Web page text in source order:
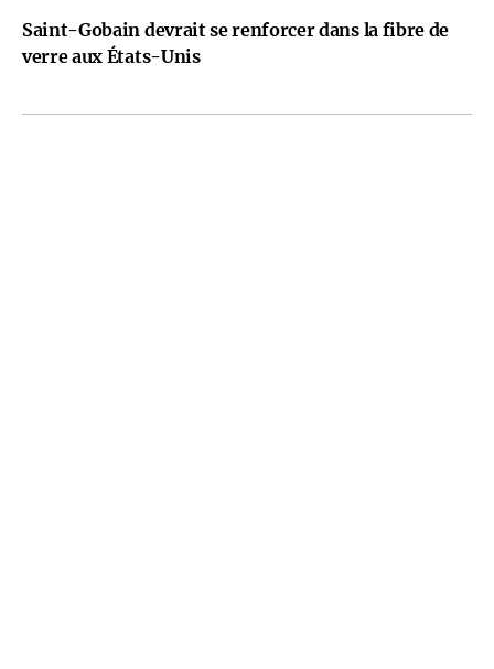
Saint-Gobain devrait se renforcer dans la fibre de
verre aux États-Unis